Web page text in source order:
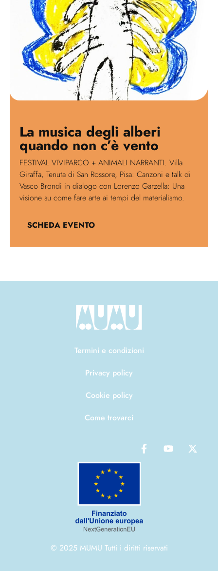
La musica degli alberi
quando non c’è vento
FESTIVAL VIVIPARCO + ANIMALI NARRANTI. Villa
Giraffa, Tenuta di San Rossore, Pisa: Canzoni e talk di
Vasco Brondi in dialogo con Lorenzo Garzella: Una
visione su come fare arte ai tempi del materialismo.
SCHEDA EVENTO
Termini e condizioni
Privacy policy
Cookie policy
Come trovarci
© 2025 MUMU Tutti i diritti riservati